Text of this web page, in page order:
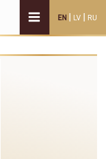
EN | LV | RU